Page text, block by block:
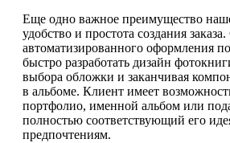
Еще одно важное преимущество
удобство и простота создания
автоматизированного оформления
быстро разработать дизайн
выбора обложки и заканчивая
в альбоме. Клиент имеет
портфолио, именной альбом или
полностью соответствующий его
предпочтениям.